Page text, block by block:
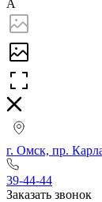
А
г. Омск, пр.
39-44-44
Заказать звонок